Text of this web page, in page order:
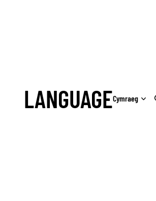
LANGUAGE